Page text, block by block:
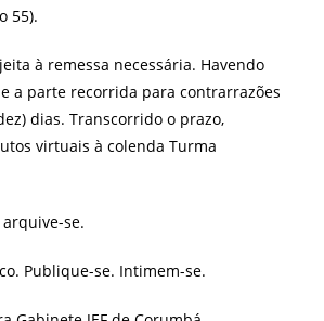
55).
à remessa necessária. Havendo
a parte recorrida para contrarrazões
dias. Transcorrido o prazo,
virtuais à colenda Turma
se.
Publique-se. Intimem-se.